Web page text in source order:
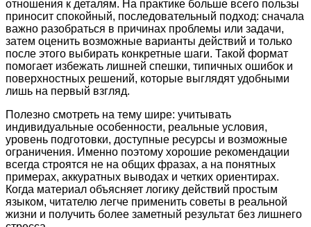
отношения к деталям. На практике больше всего пользы
приносит спокойный, последовательный подход: сначала
важно разобраться в причинах проблемы или задачи,
затем оценить возможные варианты действий и только
после этого выбирать конкретные шаги. Такой формат
помогает избежать лишней спешки, типичных ошибок и
поверхностных решений, которые выглядят удобными
лишь на первый взгляд.
Полезно смотреть на тему шире: учитывать
индивидуальные особенности, реальные условия,
уровень подготовки, доступные ресурсы и возможные
ограничения. Именно поэтому хорошие рекомендации
всегда строятся не на общих фразах, а на понятных
примерах, аккуратных выводах и четких ориентирах.
Когда материал объясняет логику действий простым
языком, читателю легче применить советы в реальной
жизни и получить более заметный результат без лишнего